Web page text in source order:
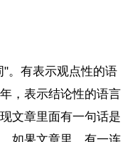
。有表示观点性的语
，表示结论性的语言
文章里面有一句话是